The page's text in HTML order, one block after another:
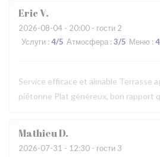
EricV
2026-08-04 - 20:00 - гости 2
Услуги : 4/5 Атмосфера : 3/5 Меню : 4
Service efficace et aimable Terrasse
piétonne Plat généreux, bon rapport
MathieuD
2026-07-31 - 12:30 - гости 3